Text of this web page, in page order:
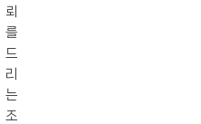
뢰
를
드
리
는
조